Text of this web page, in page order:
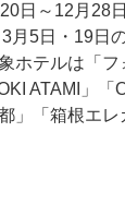
日～12月28
月5日・19日
ホテルは「
ATAMI」「
」「箱根エ